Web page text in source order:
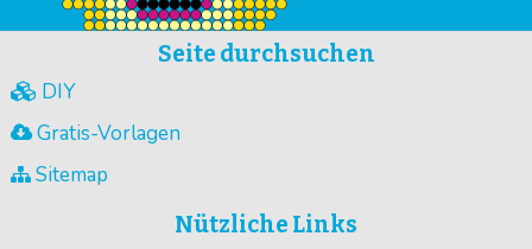
Seite durchsuchen
DIY
Gratis-Vorlagen
Sitemap
Nützliche Links